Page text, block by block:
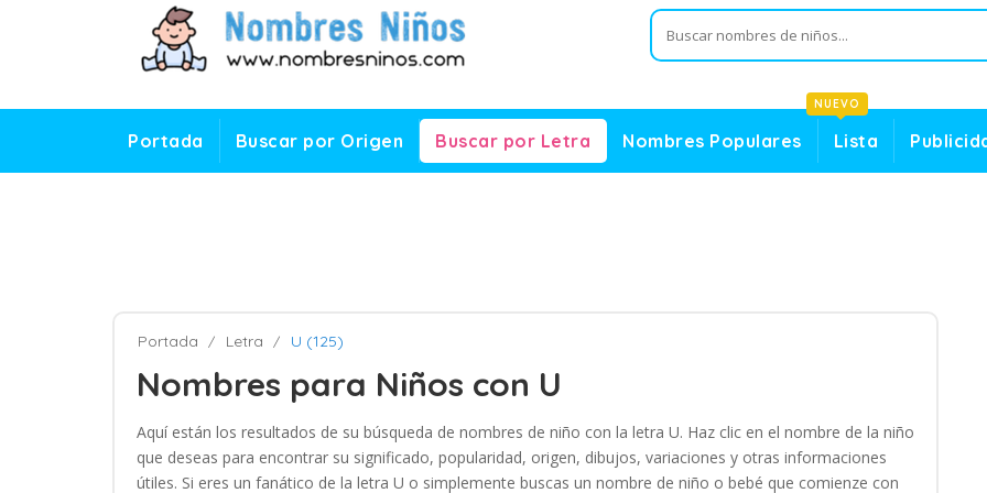
Portada Buscar por Origen Buscar por Letra Nombres Populares Lista
NUEVO
Portada Letra U (125)
Nombres para Niños con U
Aquí están los resultados de su búsqueda de nombres de niño con la letra U. Haz clic en el nombre de la niño
que deseas para encontrar su significado, popularidad, origen, dibujos, variaciones y otras informaciones
útiles. Si eres un fanático de la letra U o simplemente buscas un nombre de niño o bebé que comienze con